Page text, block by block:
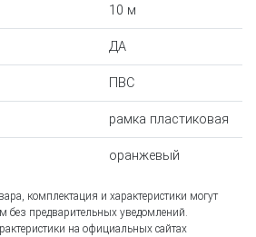
10 м
ДА
ПВС
рамка пластиковая
оранжевый
комплектация и характеристики могут
без предварительных уведомлений.
на официальных сайтах